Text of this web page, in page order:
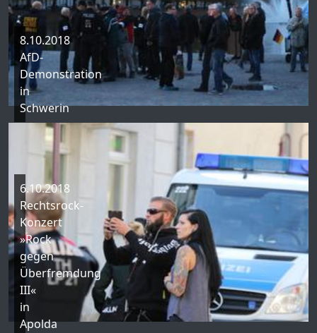
8.10.2018
AfD-
Demonstration
in
Schwerin
6.10.2018
Rechtsrock-
Konzert
»Rock
gegen
Überfremdung
III«
in
Apolda